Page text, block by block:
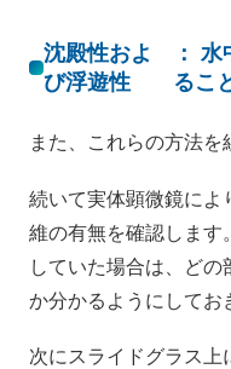
沈殿性およ
び浮遊性
：
るこ
また、これらの方法を
続いて実体顕微鏡によ
維の有無を確認します
していた場合は、ど
か分かるようにしてお
次にスライドグラス